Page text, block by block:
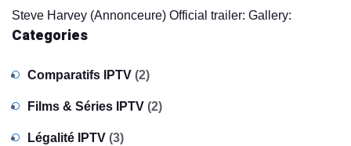
Steve Harvey (Annonceure) Official trailer: Gallery:
Categories
Comparatifs IPTV (2)
Films & Séries IPTV (2)
Légalité IPTV (3)